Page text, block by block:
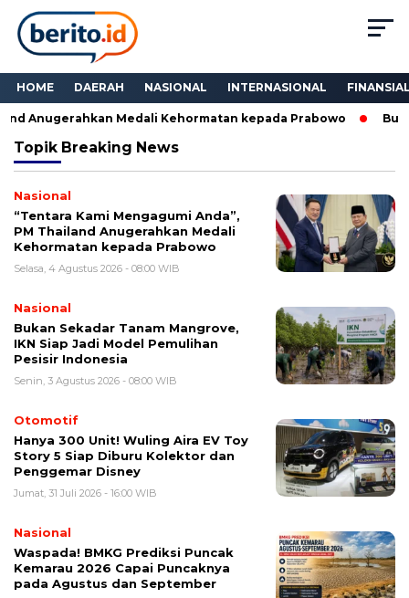
HOME DAERAH NASIONAL INTERNASIONAL
Anugerahkan Medali Kehormatan kepada Prabowo Bukan
Topik Breaking News
Nasional
“Tentara Kami Mengagumi Anda”,
PM Thailand Anugerahkan Medali
Kehormatan kepada Prabowo
Selasa, 4 Agustus 2026 - 08:00 WIB
Nasional
Bukan Sekadar Tanam Mangrove,
IKN Siap Jadi Model Pemulihan
Pesisir Indonesia
Senin, 3 Agustus 2026 - 08:00 WIB
Otomotif
Hanya 300 Unit! Wuling Aira EV Toy
Story 5 Siap Diburu Kolektor dan
Penggemar Disney
Jumat, 31 Juli 2026 - 16:00 WIB
Nasional
Waspada! BMKG Prediksi Puncak
Kemarau 2026 Capai Puncaknya
pada Agustus dan September